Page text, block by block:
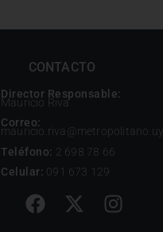
CONTACTO
Director Responsable:
Mauricio Riva
Correo:
mauricio.riva@metropolitano.uy
Teléfono: 2 698 78 66
Celular: 091 673 129